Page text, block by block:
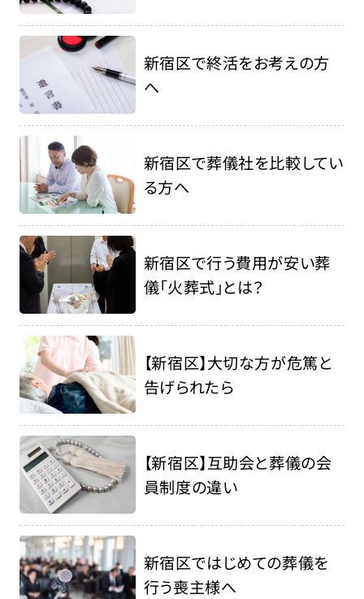
新宿区で終活をお考えの方
へ
新宿区で葬儀社を比較してい
る方へ
新宿区で行う費用が安い葬
儀「火葬式」とは？
【新宿区】大切な方が危篤と
告げられたら
【新宿区】互助会と葬儀の会
員制度の違い
新宿区ではじめての葬儀を
行う喪主様へ